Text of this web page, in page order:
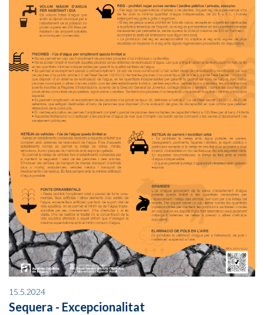
15.5.2024
Sequera - Excepcionalitat